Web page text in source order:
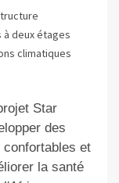
deux étages
climatiques
Star
des
confortables et
la santé